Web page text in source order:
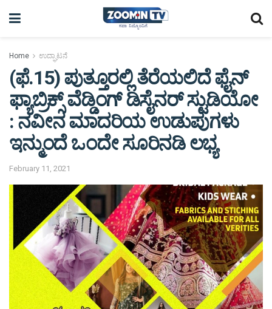
Home ಉದ್ಘಾಟನೆ
(ಫೆ.15) ಪುತ್ತೂರಲ್ಲಿ ತೆರೆಯಲಿದೆ ಫೈನ್
ಫ್ಯಾಬ್ರಿಕ್ಸ್ ವೆಡ್ಡಿಂಗ್ ಡಿಸೈನರ್ ಸ್ಟುಡಿಯೋ
: ನವೀನ ಮಾದರಿಯ ಉಡುಪುಗಳು
ಇನ್ಮುಂದೆ ಒಂದೇ ಸೂರಿನಡಿ ಲಭ್ಯ
February 11, 2021